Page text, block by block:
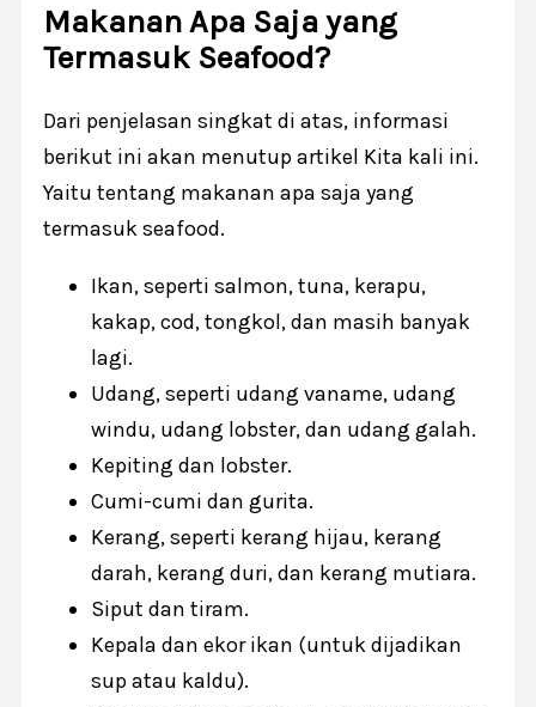
Makanan Apa Saja yang
Termasuk Seafood?
Dari penjelasan singkat di atas, informasi
berikut ini akan menutup artikel Kita kali ini.
Yaitu tentang makanan apa saja yang
termasuk seafood.
Ikan, seperti salmon, tuna, kerapu,
kakap, cod, tongkol, dan masih banyak
lagi.
Udang, seperti udang vaname, udang
windu, udang lobster, dan udang galah.
Kepiting dan lobster.
Cumi-cumi dan gurita.
Kerang, seperti kerang hijau, kerang
darah, kerang duri, dan kerang mutiara.
Siput dan tiram.
Kepala dan ekor ikan (untuk dijadikan
sup atau kaldu).